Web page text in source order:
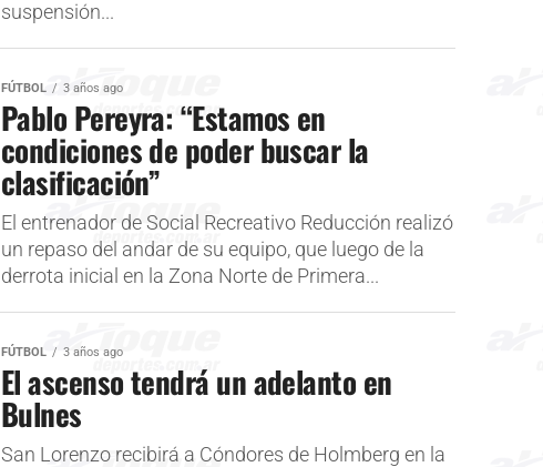
suspensión...
FÚTBOL 3 años ago
Pablo Pereyra: “Estamos en
condiciones de poder buscar la
clasificación”
El entrenador de Social Recreativo Reducción realizó
un repaso del andar de su equipo, que luego de la
derrota inicial en la Zona Norte de Primera...
FÚTBOL 3 años ago
El ascenso tendrá un adelanto en
Bulnes
San Lorenzo recibirá a Cóndores de Holmberg en la